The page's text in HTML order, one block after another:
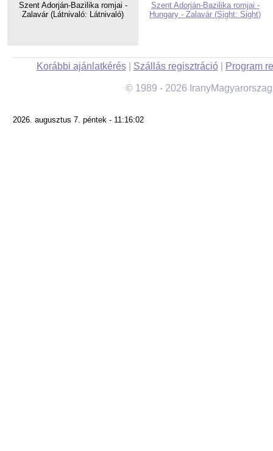
Szent Adorján-Bazilika romjai -
Zalavár (Látnivaló: Látnivaló)
Szent Adorján-Bazilika romjai -
Hungary - Zalavár (Sight: Sight)
Korábbi ajánlatkérés| Szállás regisztráció| Program
© 1989 - 2026
2026. augusztus 7. péntek - 11:16:02